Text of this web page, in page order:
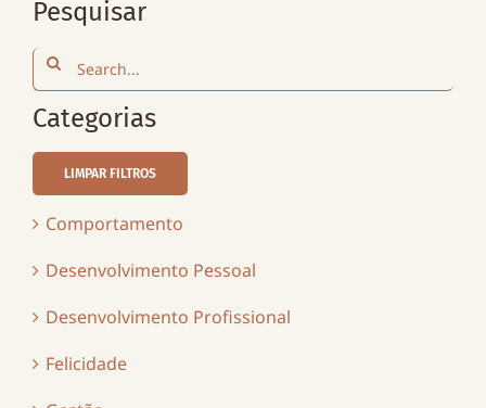
Pesquisar
Search
for:
Categorias
LIMPAR FILTROS
Comportamento
Desenvolvimento Pessoal
Desenvolvimento Profissional
Felicidade